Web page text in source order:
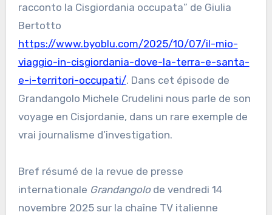
racconto la Cisgiordania occupata” de Giulia
Bertotto
https://www.byoblu.com/2025/10/07/il-mio-
viaggio-in-cisgiordania-dove-la-terra-e-santa-
e-i-territori-occupati/. Dans cet épisode de
Grandangolo Michele Crudelini nous parle de son
voyage en Cisjordanie, dans un rare exemple de
vrai journalisme d’investigation.
Bref résumé de la revue de presse
internationale Grandangolode vendredi 14
novembre 2025 sur la chaîne TV italienne